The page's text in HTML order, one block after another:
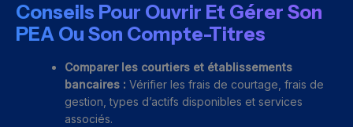
Conseils Pour Ouvrir Et Gérer Son
PEA Ou Son Compte-Titres
Comparer les courtiers et établissements
bancaires : Vérifier les frais de courtage, frais de
gestion, types d’actifs disponibles et services
associés.